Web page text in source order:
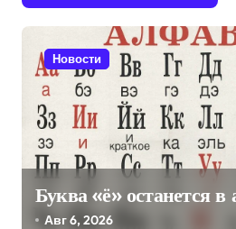
а
о
Новости
Буква «ё» останется в
Авг 6, 2026